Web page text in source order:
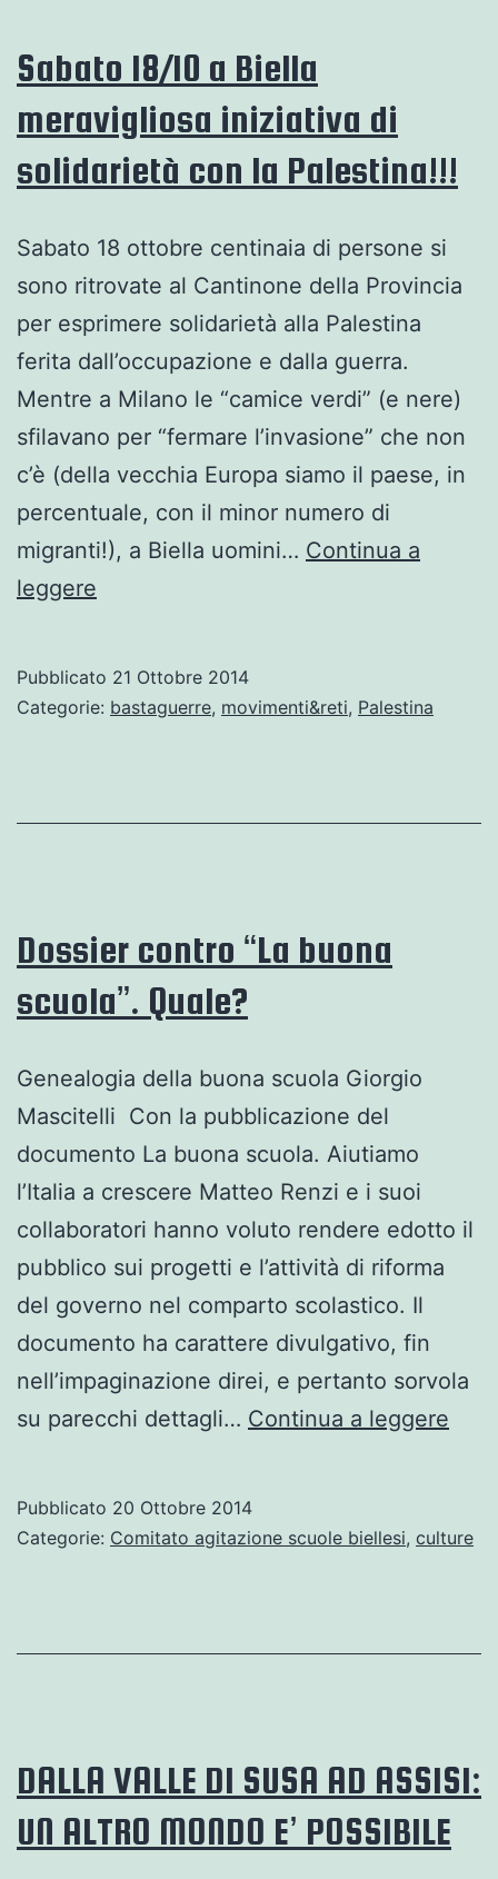
Sabato 18/10 a Biella
meravigliosa iniziativa di
solidarietà con la Palestina!!!
Sabato 18 ottobre centinaia di persone si
sono ritrovate al Cantinone della Provincia
per esprimere solidarietà alla Palestina
ferita dall’occupazione e dalla guerra.
Mentre a Milano le “camice verdi” (e nere)
sfilavano per “fermare l’invasione” che non
c’è (della vecchia Europa siamo il paese, in
percentuale, con il minor numero di
migranti!), a Biella uomini… Continua a
leggere
Biella
Palestina!!!
Pubblicato 21 Ottobre 2014
Categorie: bastaguerre, movimenti&reti, Palestina
Dossier contro “La buona
scuola”. Quale?
Genealogia della buona scuola Giorgio
Mascitelli Con la pubblicazione del
documento La buona scuola. Aiutiamo
l’Italia a crescere Matteo Renzi e i suoi
collaboratori hanno voluto rendere edotto il
pubblico sui progetti e l’attività di riforma
del governo nel comparto scolastico. Il
documento ha carattere divulgativo, fin
nell’impaginazione direi, e pertanto sorvola
su parecchi dettagli… Continua a leggere
Pubblicato 20 Ottobre 2014
Categorie: Comitato agitazione scuole biellesi, culture
DALLA VALLE DI SUSA AD ASSISI:
UN ALTRO MONDO E’ POSSIBILE